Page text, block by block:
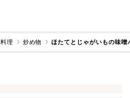
理 炒め物 ほたてとじゃがいもの味噌